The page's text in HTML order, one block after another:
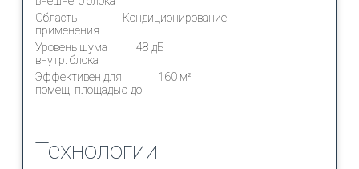
Область
применения
Кондиционирование
Уровень шума
внутр. блока
48 дБ
Эффективен для
помещ. площадью до
160 м²
Технологии